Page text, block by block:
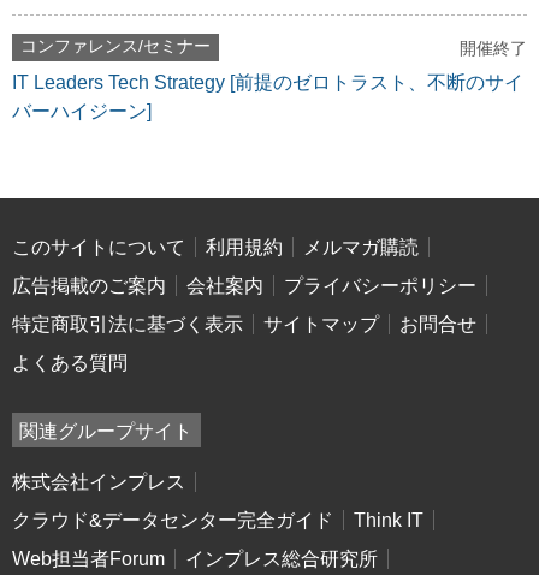
コンファレンス/セミナー 開催終了
IT Leaders Tech Strategy [前提のゼロトラスト、不断のサイ
バーハイジーン]
このサイトについて 利用規約
メルマガ購読
広告掲載のご案内
会社案内
プライバシーポリシー
特定商取引法に基づく表示
サイトマップ
お問合せ
よくある質問
関連グループサイト
株式会社インプレス
クラウド&データセンター完全ガイド
Think IT
Web担当者Forum
インプレス総合研究所